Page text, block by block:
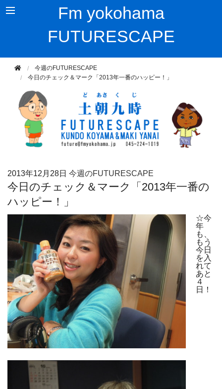
Fm yokohama
FUTURESCAPE
今週のFUTURESCAPE
今日のチェック＆マーク「2013年一番のハッピー！」
2013年12月28日 今週のFUTURESCAPE
今日のチェック＆マーク「2013年一番の
ハッピー！」
☆今
年
も、
もう
今日
を入
れて
あと
４
日！